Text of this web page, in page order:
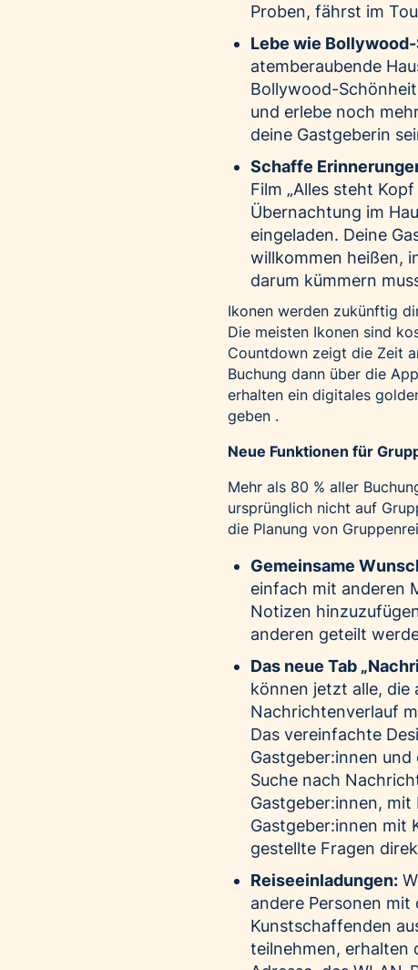
Proben, fährst im
Lebe wie
atemberaubende
Bollywood-
und erlebe noch
deine Gastgeberin
Schaffe
Film „Alles steht
Übernachtung im
eingeladen. Deine
willkommen heißen,
darum kümmern
Ikonen werden zukünftig
Die meisten Ikonen sind
Countdown zeigt die Zeit
Buchung dann über die
erhalten ein digitales
geben .
Neue Funktionen für
Mehr als 80 % aller
ursprünglich nicht auf
die Planung von
Gemeinsame
einfach mit anderen
Notizen
anderen geteilt
Das neue Tab
können jetzt alle, die
Nachrichtenverlauf
Das vereinfachte
Gastgeber:innen
Suche nach
Gastgeber:innen,
Gastgeber:innen mit
gestellte Fragen
Reiseeinladungen:
andere Personen
Kunstschaffenden
teilnehmen, erhalten